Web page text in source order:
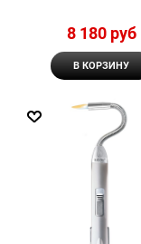
8 180 руб
В КОРЗИНУ